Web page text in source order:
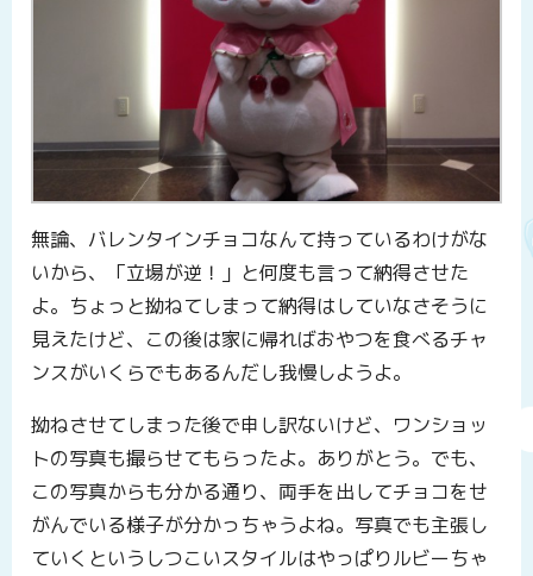
無論、バレンタインチョコなんて持っているわけがな
いから、「立場が逆！」と何度も言って納得させた
よ。ちょっと拗ねてしまって納得はしていなさそうに
見えたけど、この後は家に帰ればおやつを食べるチャ
ンスがいくらでもあるんだし我慢しようよ。
拗ねさせてしまった後で申し訳ないけど、ワンショッ
トの写真も撮らせてもらったよ。ありがとう。でも、
この写真からも分かる通り、両手を出してチョコをせ
がんでいる様子が分かっちゃうよね。写真でも主張し
ていくというしつこいスタイルはやっぱりルビーちゃ